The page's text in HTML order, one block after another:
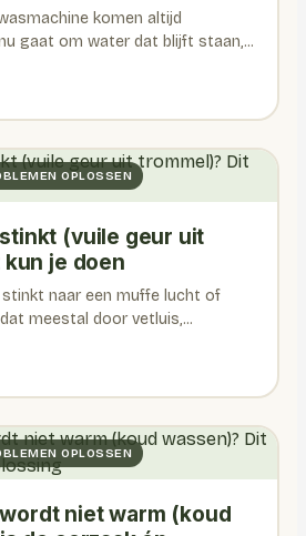
komen altijd
gaat om water dat blijft staan,...
OPLOSSEN
(vuile geur uit
je doen
naar een muffe lucht of
meestal door vetluis,...
OPLOSSEN
niet warm (koud